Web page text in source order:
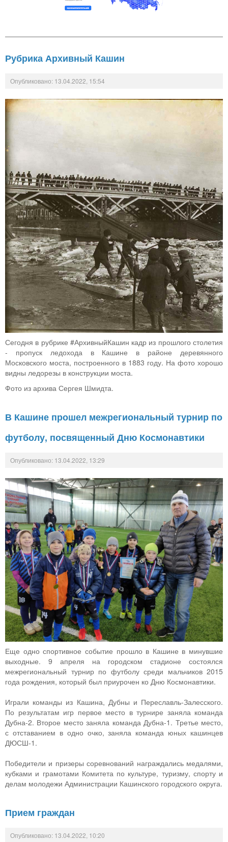
Рубрика Архивный Кашин
Опубликовано: 13.04.2022, 15:54
Сегодня в рубрике #АрхивныйКашин кадр из прошлого столетия
- пропуск ледохода в Кашине в районе деревянного
Московского моста, построенного в 1883 году. На фото хорошо
видны ледорезы в конструкции моста.
Фото из архива Сергея Шмидта.
В Кашине прошел межрегиональный турнир по
футболу, посвященный Дню Космонавтики
Опубликовано: 13.04.2022, 13:29
Еще одно спортивное событие прошло в Кашине в минувшие
выходные. 9 апреля на городском стадионе состоялся
межрегиональный турнир по футболу среди мальчиков 2015
года рождения, который был приурочен ко Дню Космонавтики.
Играли команды из Кашина, Дубны и Переславль-Залесского.
По результатам игр первое место в турнире заняла команда
Дубна-2. Второе место заняла команда Дубна-1. Третье место,
с отставанием в одно очко, заняла команда юных кашинцев
ДЮСШ-1.
Победители и призеры соревнований награждались медалями,
кубками и грамотами Комитета по культуре, туризму, спорту и
делам молодежи Администрации Кашинского городского округа.
Прием граждан
Опубликовано: 13.04.2022, 10:20